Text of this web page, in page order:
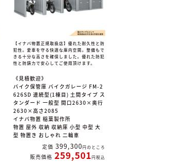
【イナバ物置正規取扱店】優れた耐久性と防
犯性。愛車を守る快適な庫内空間。整備もで
きる十分な高さを確保しました。優れた防犯
性と防錆力で安心してご使用頂けます。
《見積歓迎》
バイク保管庫 バイクガレージ FM-2
626SD 連続型(1棟目) 土間タイプ ス
タンダード 一般型 間口2630×奥行
2630×高さ2085
イナバ物置 稲葉製作所
物置 屋外 収納 収納庫 小型 中型 大
型 物置き おしゃれ 二輪車
定価 399,300 のところ
販売価格 259,501 税込